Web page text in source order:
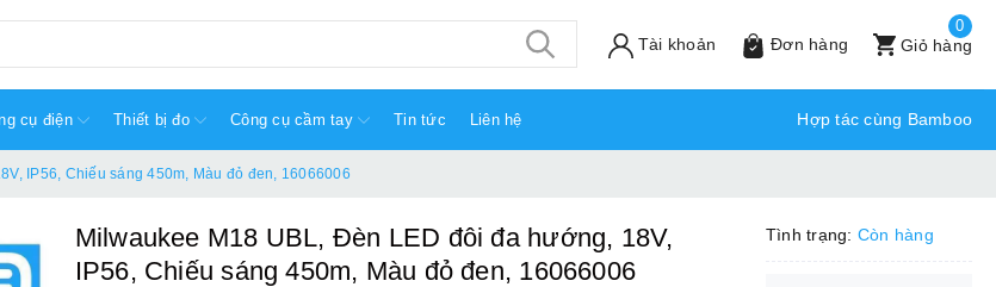
Tài khoản Đơn hàng
0
Giỏ hàng
cụ điện Thiết bị đo Công cụ cầm tay Tin tức Liên hệ Hợp tác cùng Bamboo
IP56, Chiếu sáng 450m, Màu đỏ đen, 16066006
Milwaukee M18 UBL, Đèn LED đôi đa hướng, 18V,
IP56, Chiếu sáng 450m, Màu đỏ đen, 16066006
Tình trạng: Còn hàng